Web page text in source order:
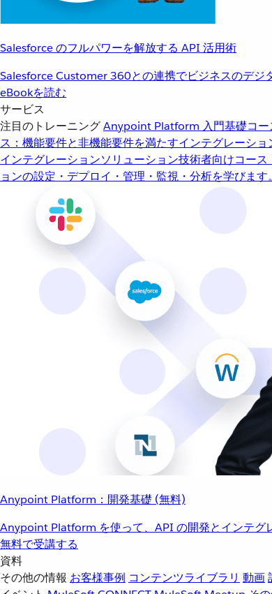
Salesforce のフルパワーを解放する API 活用術
Salesforce Customer 360との連携でビジネスのデジ
eBookを読む
サービス
注目のトレーニングAnypoint Platform 入門基礎コー
ス：機能要件と非機能要件を満たすインテグレーショ
インテグレーションソリューション技術者向けコース
ョンの設定・デプロイ・管理・監視・分析を学びます。
Anypoint Platform：開発基礎 (無料)
Anypoint Platform を使って、API の開発とインテグ
無料で受講する
資料
その他の情報 お客様事例 コンテンツライブラリ 動画